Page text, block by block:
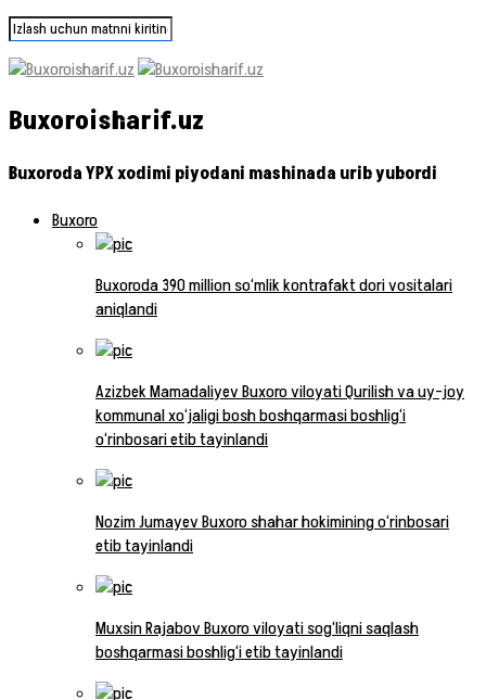
Buxoroisharif.uz
Buxoroda YPX xodimi piyodani mashinada urib yubordi
Buxoro
Buxoroda 390 million so‘mlik kontrafakt dori vositalari
aniqlandi
Azizbek Mamadaliyev Buxoro viloyati Qurilish va uy-joy
kommunal xo‘jaligi bosh boshqarmasi boshlig‘i
o‘rinbosari etib tayinlandi
Nozim Jumayev Buxoro shahar hokimining o‘rinbosari
etib tayinlandi
Muxsin Rajabov Buxoro viloyati sog‘liqni saqlash
boshqarmasi boshlig‘i etib tayinlandi